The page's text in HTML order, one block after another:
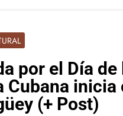
por el Día de
Cubana inicia
(+ Post)